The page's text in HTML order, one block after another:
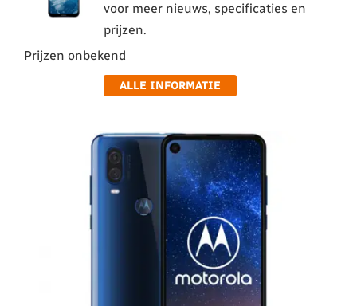
voor meer nieuws, specificaties en
prijzen.
Prijzen onbekend
ALLE INFORMATIE